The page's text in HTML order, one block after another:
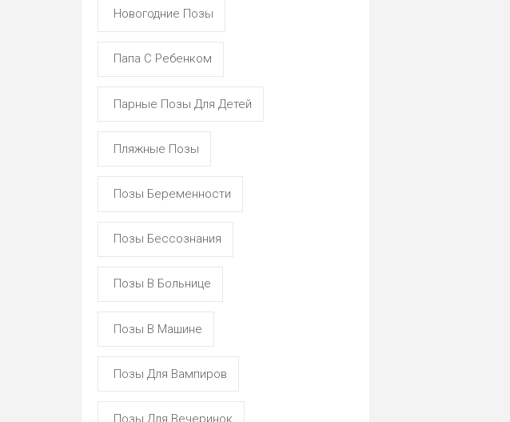
Новогодние Позы
Папа С Ребенком
Парные Позы Для Детей
Пляжные Позы
Позы Беременности
Позы Бессознания
Позы В Больнице
Позы В Машине
Позы Для Вампиров
Позы Для Вечеринок